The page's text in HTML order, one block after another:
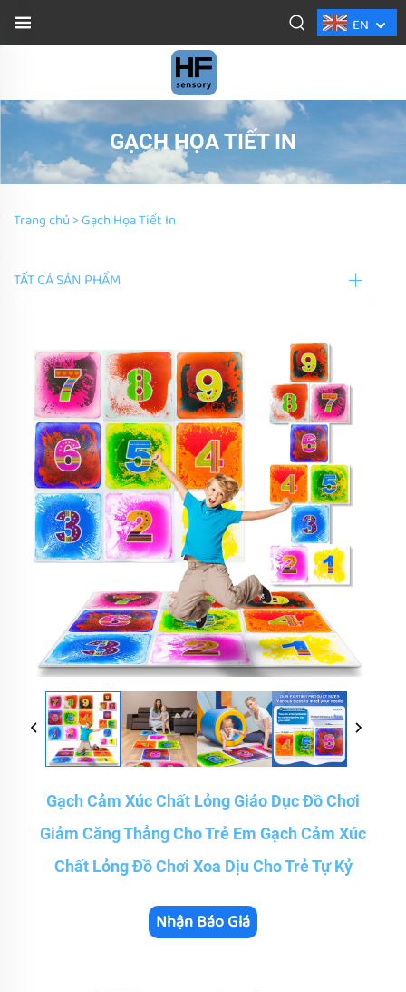
EN
GẠCH HỌA TIẾT IN
Trang chủ >Gạch Họa Tiết In
TẤT CẢ SẢN PHẨM
Gạch Cảm Xúc Chất Lỏng Giáo Dục Đồ Chơi
Giảm Căng Thẳng Cho Trẻ Em Gạch Cảm Xúc
Chất Lỏng Đồ Chơi Xoa Dịu Cho Trẻ Tự Kỷ
Nhận Báo Giá